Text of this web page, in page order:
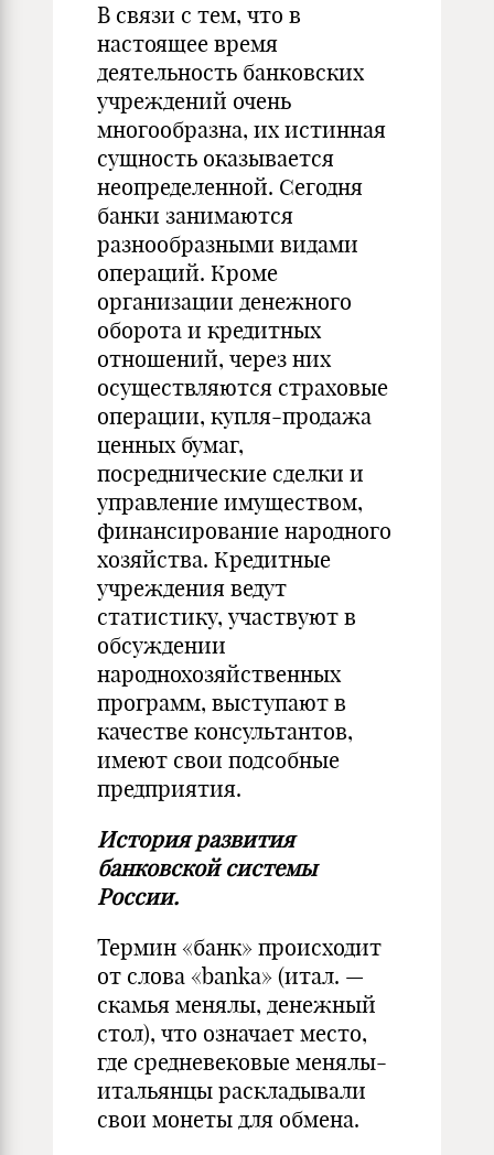
В связи с тем, что в
настоящее время
деятельность банковских
учреждений очень
многообразна, их истинная
сущность оказывается
неопределенной. Сегодня
банки занимаются
разнообразными видами
операций. Кроме
организации денежного
оборота и кредитных
отношений, через них
осуществляются страховые
операции, купля-продажа
ценных бумаг,
посреднические сделки и
управление имуществом,
финансирование народного
хозяйства. Кредитные
учреждения ведут
статистику, участвуют в
обсуждении
народнохозяйственных
программ, выступают в
качестве консультантов,
имеют свои подсобные
предприятия.
История развития
банковской системы
России.
Термин «банк» происходит
от слова «banka» (итал. —
скамья менялы, денежный
стол), что означает место,
где средневековые менялы-
итальянцы раскладывали
свои монеты для обмена.